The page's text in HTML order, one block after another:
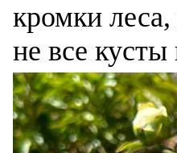
кромки
не все